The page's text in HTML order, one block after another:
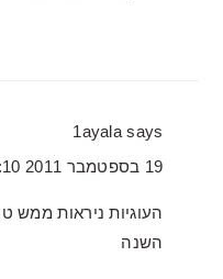
1ayala says
19 בספטמבר 2011 at 15:10
העוגיות ניראות ממש
השנה